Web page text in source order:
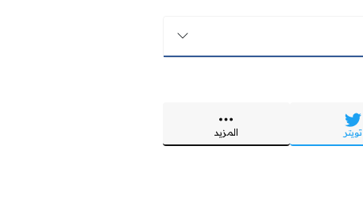
تويتر المزيد